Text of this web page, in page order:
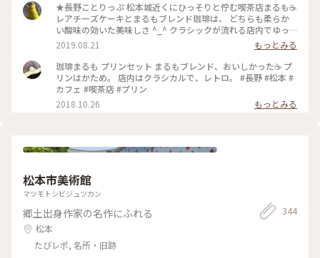
★長野ことりっぷ 松本城近くにひっそりと佇む喫茶店まるも☕️
レアチーズケーキとまるもブレンド珈琲は、 どちらも柔らか
い酸味の効いた美味しさ ^_^ クラシックが流れる店内でゆっ
くり旅の計画たてました🙂 #旅のひととき #ことりっぷ長野 #
珈琲
2019.08.21
もっとみる
珈琲まるも プリンセット まるもブレンド、おいしかった☕️ プ
リンはかため。 店内はクラシカルで、レトロ。 #長野 #松本 #
カフェ #喫茶店 #プリン
2018.10.26
もっとみる
松本市美術館
マツモトシビジュツカン
郷土出身作家の名作にふれる
松本
たびレポ, 名所・旧跡
344